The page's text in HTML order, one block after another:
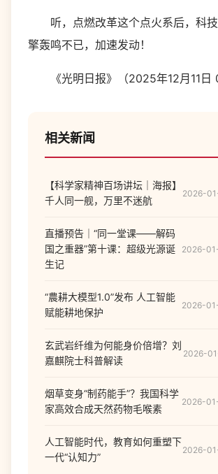
听，点燃改革这个点火系后，科技
擎轰鸣不已，加速发动！
《光明日报》（2025年12月11日
相关新闻
【科学家精神百场讲坛｜海报】
千人同一舰，万里不迷航
2026-
直播预告｜“同一堂课——解码
国之重器”第十课：超级光源诞
生记
2026-
“農耕大模型1.0”发布 人工智能
赋能耕地保护
2026-
玄武岩纤维为何能身价倍增？刘
嘉麒院士科普解读
2026-
烟草变身“制药能手”？我国科学
家高效合成天然药物毛喉素
2026-
人工智能时代，教育如何重塑下
一代“认知力”
2026-